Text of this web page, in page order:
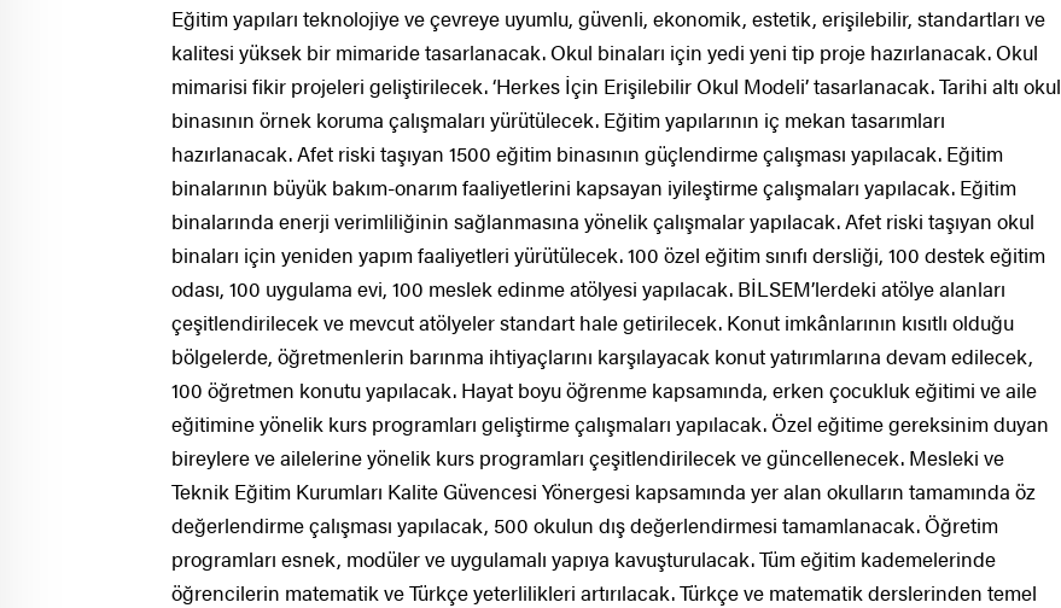
Eğitim yapıları teknolojiye ve çevreye uyumlu, güvenli, ekonomik, estetik, erişilebilir, standartları ve
kalitesi yüksek bir mimaride tasarlanacak. Okul binaları için yedi yeni tip proje hazırlanacak. Okul
mimarisi fikir projeleri geliştirilecek. ‘Herkes İçin Erişilebilir Okul Modeli’ tasarlanacak. Tarihi altı okul
binasının örnek koruma çalışmaları yürütülecek. Eğitim yapılarının iç mekan tasarımları
hazırlanacak. Afet riski taşıyan 1500 eğitim binasının güçlendirme çalışması yapılacak. Eğitim
binalarının büyük bakım-onarım faaliyetlerini kapsayan iyileştirme çalışmaları yapılacak. Eğitim
binalarında enerji verimliliğinin sağlanmasına yönelik çalışmalar yapılacak. Afet riski taşıyan okul
binaları için yeniden yapım faaliyetleri yürütülecek. 100 özel eğitim sınıfı dersliği, 100 destek eğitim
odası, 100 uygulama evi, 100 meslek edinme atölyesi yapılacak. BİLSEM’lerdeki atölye alanları
çeşitlendirilecek ve mevcut atölyeler standart hale getirilecek. Konut imkânlarının kısıtlı olduğu
bölgelerde, öğretmenlerin barınma ihtiyaçlarını karşılayacak konut yatırımlarına devam edilecek,
100 öğretmen konutu yapılacak. Hayat boyu öğrenme kapsamında, erken çocukluk eğitimi ve aile
eğitimine yönelik kurs programları geliştirme çalışmaları yapılacak. Özel eğitime gereksinim duyan
bireylere ve ailelerine yönelik kurs programları çeşitlendirilecek ve güncellenecek. Mesleki ve
Teknik Eğitim Kurumları Kalite Güvencesi Yönergesi kapsamında yer alan okulların tamamında öz
değerlendirme çalışması yapılacak, 500 okulun dış değerlendirmesi tamamlanacak. Öğretim
programları esnek, modüler ve uygulamalı yapıya kavuşturulacak. Tüm eğitim kademelerinde
öğrencilerin matematik ve Türkçe yeterlilikleri artırılacak. Türkçe ve matematik derslerinden temel